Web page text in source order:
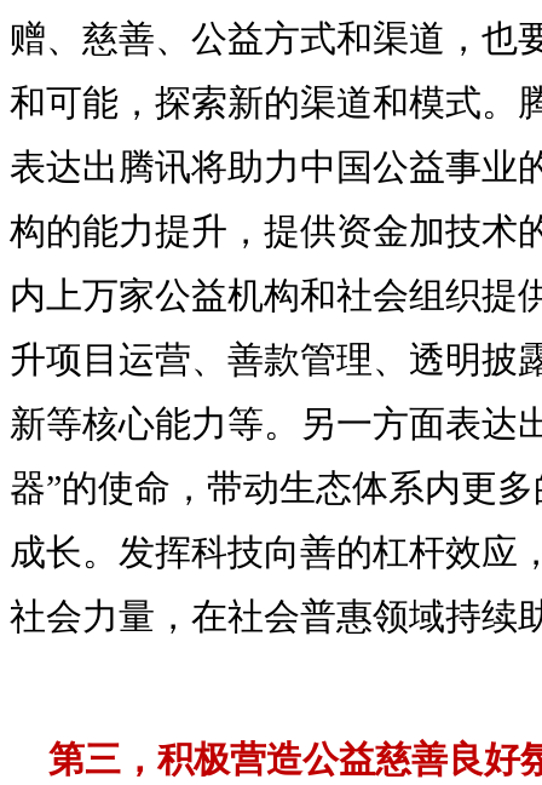
赠、慈善、公益方式和渠道，也
和可能，探索新的渠道和模式。
表达出腾讯将助力中国公益事业
构的能力提升，提供资金加技术
内上万家公益机构和社会组织提
升项目运营、善款管理、透明披
新等核心能力等。另一方面表达
器”的使命，带动生态体系内更
成长。发挥科技向善的杠杆效应
社会力量，在社会普惠领域持续
第三，积极营造公益慈善良好